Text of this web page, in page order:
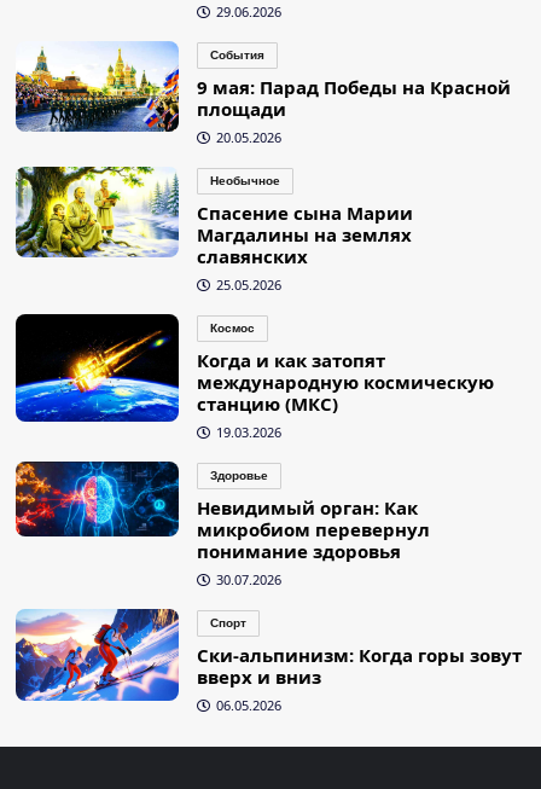
29.06.2026
События
9 мая: Парад Победы на Красной
площади
20.05.2026
Необычное
Спасение сына Марии
Магдалины на землях
славянских
25.05.2026
Космос
Когда и как затопят
международную космическую
станцию (МКС)
19.03.2026
Здоровье
Невидимый орган: Как
микробиом перевернул
понимание здоровья
30.07.2026
Спорт
Ски-альпинизм: Когда горы зовут
вверх и вниз
06.05.2026